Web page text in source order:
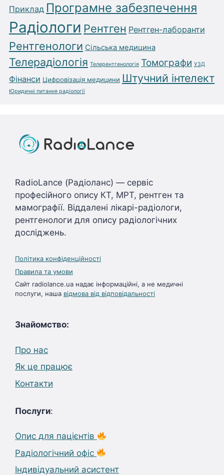
Приклад Програмне забезпечення
Радіологи Рентген Рентген-лаборанти
Рентгенологи Сільська медицина
Телерадіологія Телерентгенологія Томографи УЗД
Фінанси Цифровізація медицини Штучний інтелект
Юридичні питання радіології
RadioLance (Радіоланс) — сервіс
професійного опису КТ, МРТ, рентген та
мамографії. Віддалені лікарі-радіологи,
рентгенологи для опису радіологічних
досліджень.
Політика конфіденційності
Правила та умови
Сайт radiolance.ua надає інформаційні, а не медичні
послуги, наша відмова від відповідальності
Знайомство:
Про нас
Як це працює
Контакти
Послуги:
Опис для пацієнтів
Радіологічний офіс
Індивідуальний асистент